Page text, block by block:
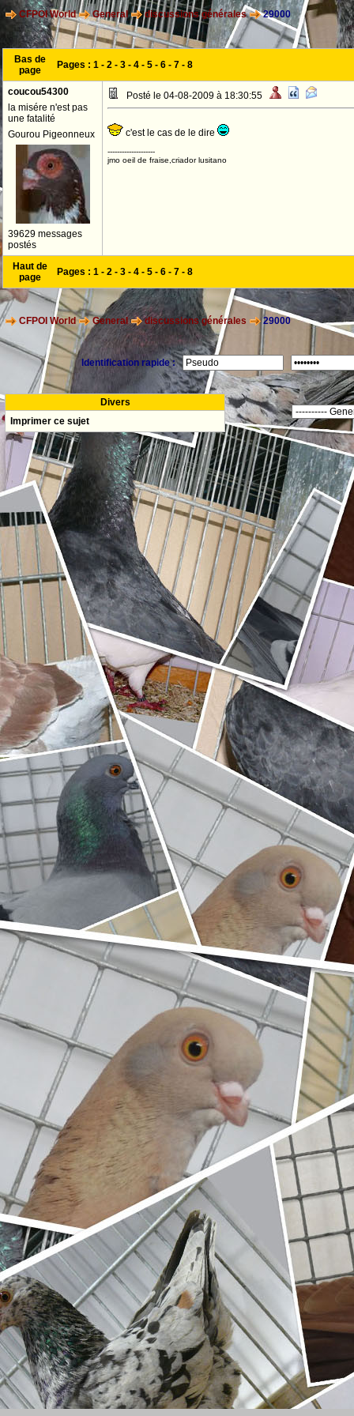
CFPOI World General discussions générales 29000
Bas de
page
Pages : 1 - 2 - 3 - 4 - 5 - 6 - 7 - 8
coucou54300
la misére n'est pas
une fatalité
Gourou Pigeonneux
39629 messages
postés
Posté le 04-08-2009 à 18:30:55
c'est le cas de le dire
--------------------
jmo oeil de fraise,criador lusitano
Haut de
page
Pages : 1 - 2 - 3 - 4 - 5 - 6 - 7 - 8
CFPOI World General discussions générales 29000
Identification rapide :
Divers
Imprimer ce sujet